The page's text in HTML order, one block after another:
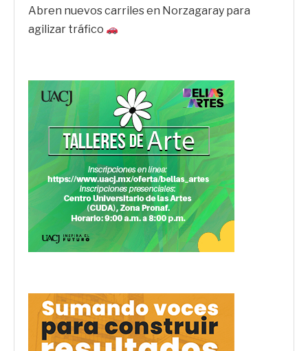
Abren nuevos carriles en Norzagaray para
agilizar tráfico